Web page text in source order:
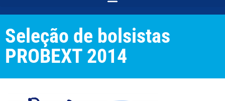
Seleção de bolsistas
PROBEXT 2014